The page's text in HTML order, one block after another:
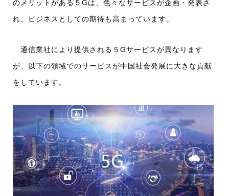
のメリットがある５Gは、色々なサービスが企画・発表さ
れ、ビジネスとしての期待も高まっています。
通信業社により提供される５Gサービスが異なります
が、以下の領域でのサービスが中国社会発展に大きな貢献
をしています。